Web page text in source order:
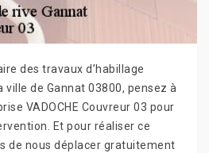
des travaux d’habillage
ville de Gannat 03800, pensez à
VADOCHE Couvreur 03 pour
Et pour réaliser ce
de nous déplacer gratuitement